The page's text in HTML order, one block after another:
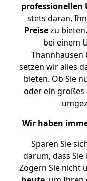
professionellen
stets daran,
Preisezu
bei einem
Thannhausen
setzen wir alles
bieten. Ob Sie
oder ein großes
Wir haben
Sparen Sie
darum, dass
Zögern Sie nicht